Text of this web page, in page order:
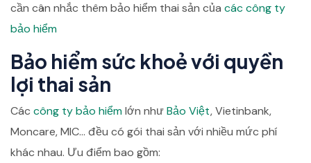
cần cân nhắc thêm bảo hiểm thai sản của các công ty
bảo hiểm
Bảo hiểm sức khoẻ với quyền
lợi thai sản
Các công ty bảo hiểmlớn nhưBảo Việt, Vietinbank,
Moncare, MIC… đều có gói thai sản với nhiều mức phí
khác nhau. Ưu điểm bao gồm: